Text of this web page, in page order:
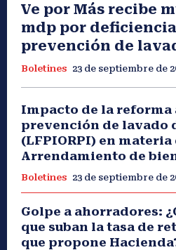
Ve por Más recibe
mdp por
prevención de
Boletines 23 de septiembre de
Impacto de la reforma
prevención de lavado
(LFPIORPI) en materia
Arrendamiento de
Boletines 23 de septiembre de
Golpe a ahorradores:
que suban la tasa de
que propone